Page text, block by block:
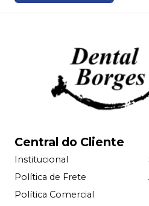
Central do Cliente
Institucional
Política de Frete
Política Comercial